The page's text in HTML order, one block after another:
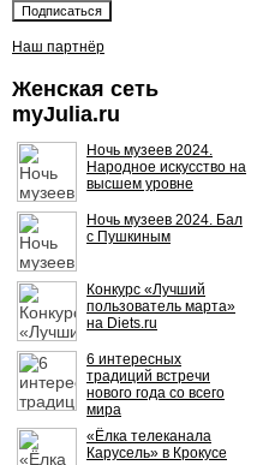
Наш партнёр
Женская сеть
myJulia.ru
Ночь музеев 2024.
Народное искусство на
высшем уровне
Ночь музеев 2024. Бал
с Пушкиным
Конкурс «Лучший
пользователь марта»
на Diets.ru
6 интересных
традиций встречи
нового года со всего
мира
«Ёлка телеканала
Карусель» в Крокусе